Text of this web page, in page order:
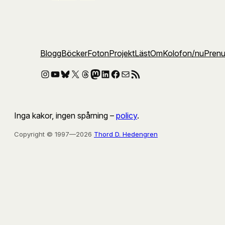
BloggBöckerFotonProjektLästOmKolofon/nu
Instagram
YouTube
Bluesky
X Threads
Mastodon
LinkedIn
Facebook
E-postRSS-flöde
Inga kakor, ingen spårning – policy.
Copyright © 1997—2026 Thord D. Hedengren